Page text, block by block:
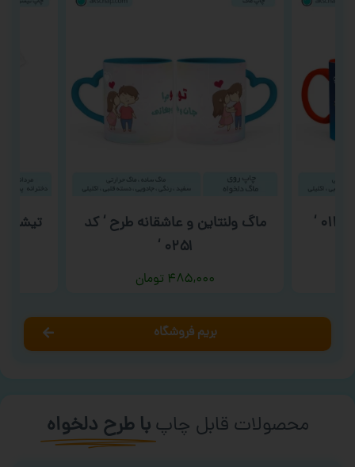
ماگ ولنتاین و عاشقانه طرح ‘ کد
۰۲۵۱ ‘
۴۸۵,۰۰۰ تومان
تیشرت
بریم فروشگاه
محصولات قابل چاپ با طرح دلخواه